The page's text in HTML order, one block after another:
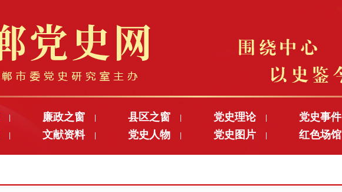
廉政之窗 县区之窗 党史理论 党史事件
文献资料 党史人物 党史图片 红色场馆